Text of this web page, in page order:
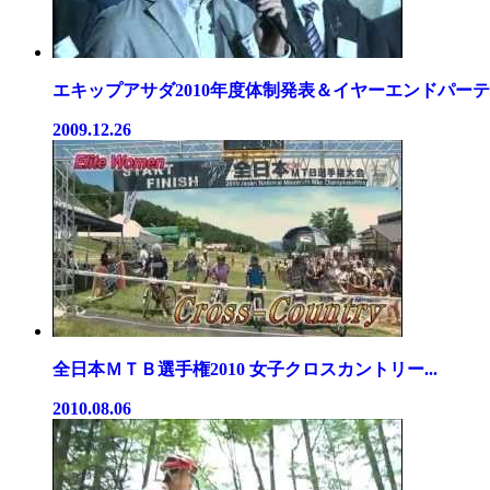
エキップアサダ2010年度体制発表＆イヤーエンドパー
2009.12.26
全日本ＭＴＢ選手権2010 女子クロスカントリー...
2010.08.06